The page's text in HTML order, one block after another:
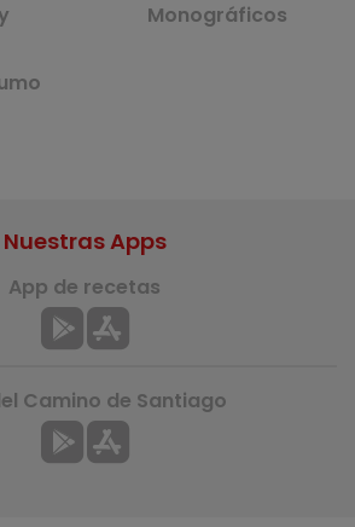
Monográficos
Nuestras Apps
App de recetas
Camino de Santiago